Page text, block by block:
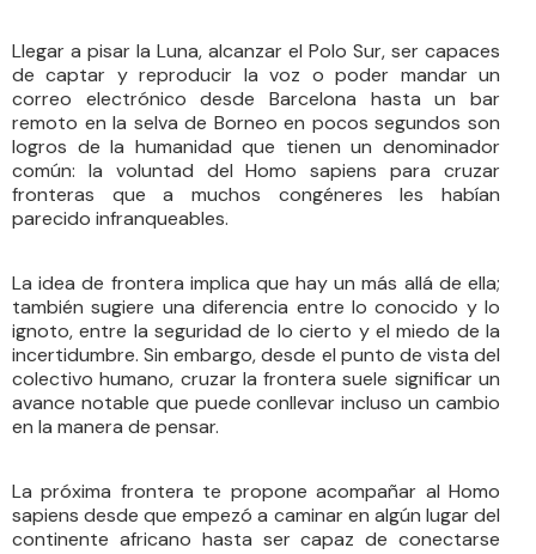
Llegar a pisar la Luna, alcanzar el Polo Sur, ser capaces
de captar y reproducir la voz o poder mandar un
correo electrónico desde Barcelona hasta un bar
remoto en la selva de Borneo en pocos segundos son
logros de la humanidad que tienen un denominador
común: la voluntad del Homo sapiens para cruzar
fronteras que a muchos congéneres les habían
parecido infranqueables.
La idea de frontera implica que hay un más allá de ella;
también sugiere una diferencia entre lo conocido y lo
ignoto, entre la seguridad de lo cierto y el miedo de la
incertidumbre. Sin embargo, desde el punto de vista del
colectivo humano, cruzar la frontera suele significar un
avance notable que puede conllevar incluso un cambio
en la manera de pensar.
La próxima frontera te propone acompañar al Homo
sapiens desde que empezó a caminar en algún lugar del
continente africano hasta ser capaz de conectarse